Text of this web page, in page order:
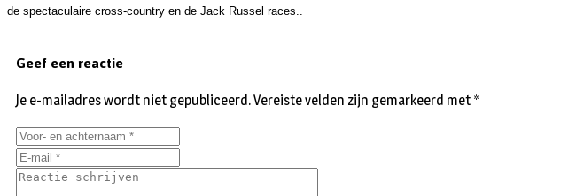
de spectaculaire cross-country en de Jack Russel races..
Geef een reactie
Je e-mailadres wordt niet gepubliceerd.Vereiste velden zijn gemarkeerd met *